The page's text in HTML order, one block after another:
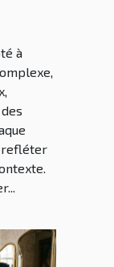
à
refléter